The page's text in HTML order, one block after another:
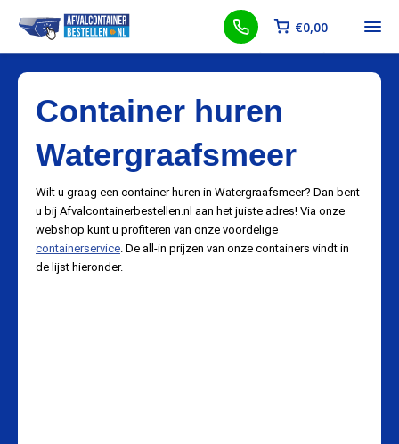
€0,00
Container huren
Watergraafsmeer
Wilt u graag een container huren in Watergraafsmeer? Dan bent
u bij Afvalcontainerbestellen.nl aan het juiste adres! Via onze
webshop kunt u profiteren van onze voordelige
containerservice. De all-in prijzen van onze containers vindt in
de lijst hieronder.